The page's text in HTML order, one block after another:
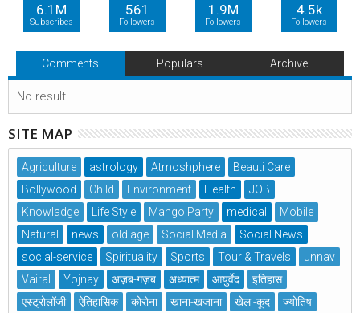
6.1M
Subscribes
561
Followers
1.9M
Followers
4.5k
Followers
Comments Populars Archive
No result!
SITE MAP
Agriculture astrology Atmoshphere
Beauti Care
Bollywood
Child Environment Health
JOB
Knowladge
Life Style Mango Party medical
Mobile
Natural
news old age Social Media
Social News
social-service
Spirituality Sports Tour & Travels
unnav
Vairal
Yojnay अज़ब-गज़ब अध्यात्म आयुर्वेद
इतिहास
एस्ट्रोलॉजी
ऐतिहासिक कोरोना खाना-खजाना खेल -कूद
ज्योतिष